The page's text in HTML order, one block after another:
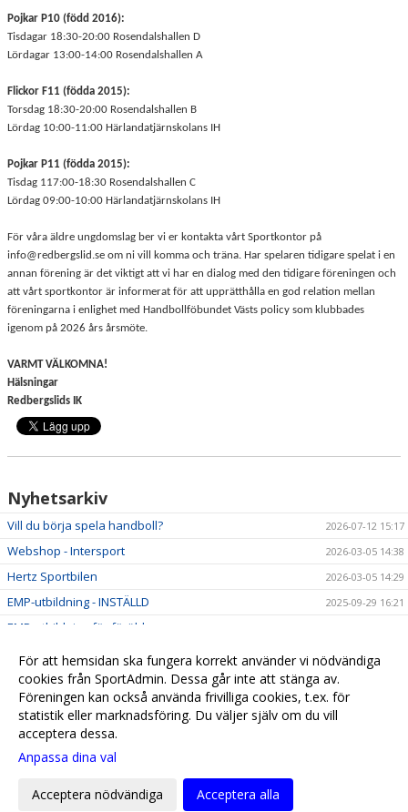
Pojkar P10 (född 2016):
Tisdagar 18:30-20:00 Rosendalshallen D
Lördagar 13:00-14:00 Rosendalshallen A
Flickor F11 (födda 2015):
Torsdag 18:30-20:00 Rosendalshallen B
Lördag 10:00-11:00 Härlandatjärnskolans IH
Pojkar P11 (födda 2015):
Tisdag 117:00-18:30 Rosendalshallen C
Lördag 09:00-10:00 Härlandatjärnskolans IH
För våra äldre ungdomslag ber vi er kontakta vårt Sportkontor på
info@redbergslid.se om ni vill komma och träna. Har spelaren tidigare spelat i en
annan förening är det viktigt att vi har en dialog med den tidigare föreningen och
att vårt sportkontor är informerat för att upprätthålla en god relation mellan
föreningarna i enlighet med Handbollföbundet Västs policy som klubbades
igenom på 2026 års årsmöte.
VARMT VÄLKOMNA!
Hälsningar
Redbergslids IK
Nyhetsarkiv
Vill du börja spela handboll? 2026-07-12 15:17
Webshop - Intersport 2026-03-05 14:38
Hertz Sportbilen 2026-03-05 14:29
EMP-utbildning - INSTÄLLD 2025-09-29 16:21
EMP-utbildning för föräldrar
Börja spela handboll! 2025-09-03 12:39
Gällande SportAdmins personuppgiftsincident 2025-02-07 14:07
Seniorgympa i Rosendalshallen 2023-04-20 11:10
inställningar
Webbversion
För att hemsidan ska fungera korrekt använder vi nödvändiga
cookies från SportAdmin. Dessa går inte att stänga av.
Föreningen kan också använda frivilliga cookies, t.ex. för
statistik eller marknadsföring. Du väljer själv om du vill
acceptera dessa.
Anpassa dina val
Acceptera nödvändiga Acceptera alla